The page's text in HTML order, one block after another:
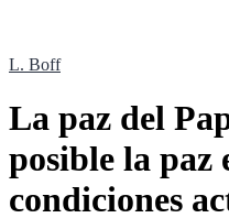
L. Boff
La paz del
posible la paz
condiciones